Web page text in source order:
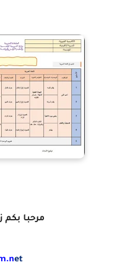
مرحبا بكم
et